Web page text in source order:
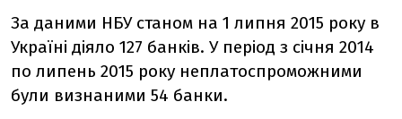
За даними НБУ станом на 1 липня 2015 року в
Україні діяло 127 банків. У період з січня 2014
по липень 2015 року неплатоспроможними
були визнаними 54 банки.